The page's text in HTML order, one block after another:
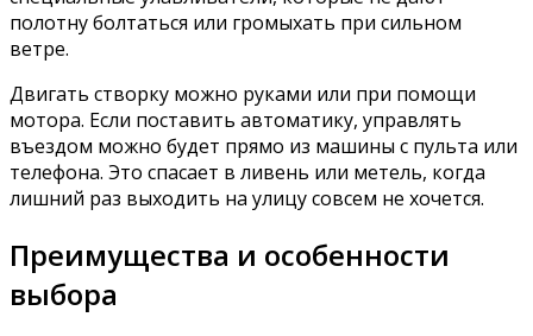
полотну болтаться или громыхать при сильном
ветре.
Двигать створку можно руками или при помощи
мотора. Если поставить автоматику, управлять
въездом можно будет прямо из машины с пульта или
телефона. Это спасает в ливень или метель, когда
лишний раз выходить на улицу совсем не хочется.
Преимущества и особенности
выбора